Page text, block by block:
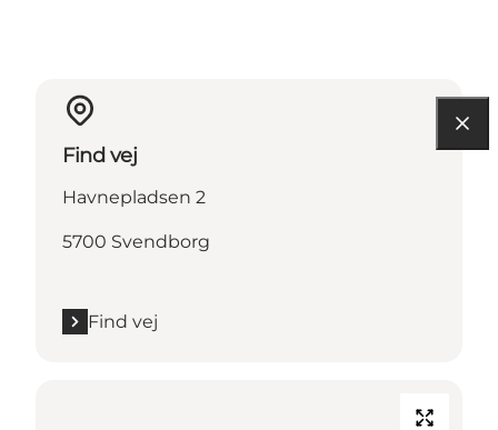
Find vej
Havnepladsen 2
5700 Svendborg
Find vej